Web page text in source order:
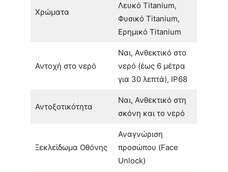
Χρώματα
Λευκό Titanium,
Φυσικό Titanium,
Ερημικό Titanium
Αντοχή στο νερό
Ναι, Ανθεκτικό στο
νερό (έως 6 μέτρα
για 30 λεπτά), IP68
Αντοξοτικότητα
Ναι, Ανθεκτικό στη
σκόνη και το νερό
Ξεκλείδωμα Οθόνης
Αναγνώριση
προσώπου (Face
Unlock)